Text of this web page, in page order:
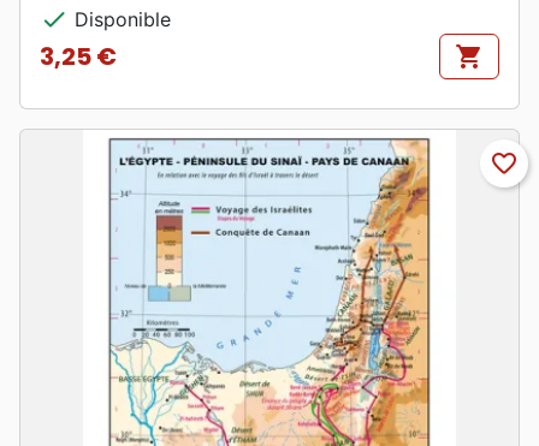
check Disponible
Prix
3,25 € shopping_cart
favorite_border